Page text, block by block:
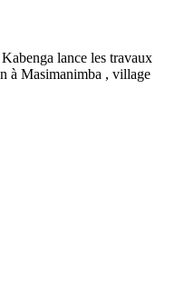
lance les travaux
à Masimanimba , village